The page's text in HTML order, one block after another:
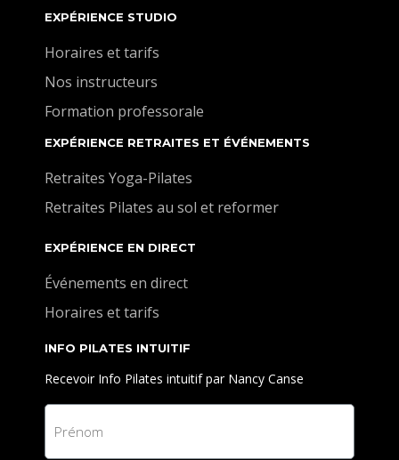
EXPÉRIENCE STUDIO
Horaires et tarifs
Nos instructeurs
Formation professorale
EXPÉRIENCE RETRAITES ET ÉVÉNEMENTS
Retraites Yoga-Pilates
Retraites Pilates au sol et reformer
EXPÉRIENCE EN DIRECT
Événements en direct
Horaires et tarifs
INFO PILATES INTUITIF
Recevoir Info Pilates intuitif par Nancy Canse